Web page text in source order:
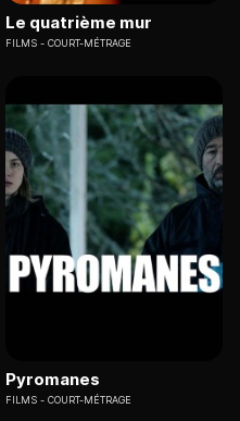
Le quatrième mur
FILMS COURT-MÉTRAGE
Pyromanes
FILMS COURT-MÉTRAGE